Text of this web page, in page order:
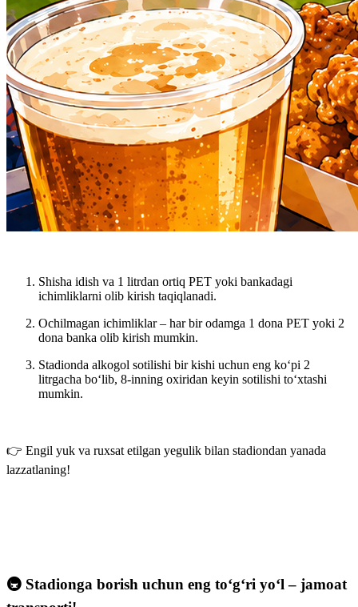
Shisha idish va 1 litrdan ortiq PET yoki bankadagi
ichimliklarni olib kirish taqiqlanadi.
Ochilmagan ichimliklar – har bir odamga 1 dona PET yoki 2
dona banka olib kirish mumkin.
Stadionda alkogol sotilishi bir kishi uchun eng ko‘pi 2
litrgacha bo‘lib, 8-inning oxiridan keyin sotilishi to‘xtashi
mumkin.
👉 Engil yuk va ruxsat etilgan yegulik bilan stadiondan yanada
lazzatlaning!
🚇 Stadionga borish uchun eng to‘g‘ri yo‘l – jamoat